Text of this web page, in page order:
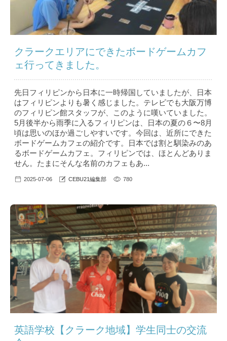
クラークエリアにできたボードゲームカフ
ェ行ってきました。
先日フィリピンから日本に一時帰国していましたが、日本
はフィリピンよりも暑く感じました。テレビでも大阪万博
のフィリピン館スタッフが、このように嘆いていました。
5月後半から雨季に入るフィリピンは、日本の夏の６〜8月
頃は思いのほか過ごしやすいです。今回は、近所にできた
ボードゲームカフェの紹介です。日本では割と馴染みのあ
るボードゲームカフェ。フィリピンでは、ほとんどありま
せん。たまにそんな名前のカフェもあ...
2025-07-06 CEBU21編集部 780
英語学校【クラーク地域】学生同士の交流